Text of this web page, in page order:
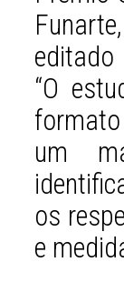
editado
“O
um
os
e